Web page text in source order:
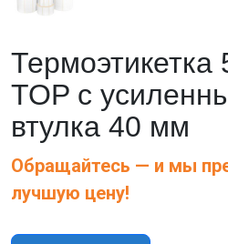
TOP с
втулка 40 мм
Обращайтесь — и мы
лучшую цену!